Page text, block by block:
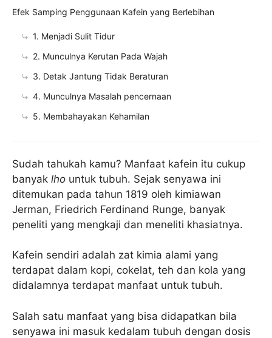
Sudah tahukah kamu? Manfaat kafein itu cukup
banyak lho untuk tubuh. Sejak senyawa ini
ditemukan pada tahun 1819 oleh kimiawan
Jerman, Friedrich Ferdinand Runge, banyak
peneliti yang mengkaji dan meneliti khasiatnya.
Kafein sendiri adalah zat kimia alami yang
terdapat dalam kopi, cokelat, teh dan kola yang
didalamnya terdapat manfaat untuk tubuh.
Salah satu manfaat yang bisa didapatkan bila
senyawa ini masuk kedalam tubuh dengan dosis
Efek Samping Penggunaan Kafein yang Berlebihan
1. Menjadi Sulit Tidur
2. Munculnya Kerutan Pada Wajah
3. Detak Jantung Tidak Beraturan
4. Munculnya Masalah pencernaan
5. Membahayakan Kehamilan